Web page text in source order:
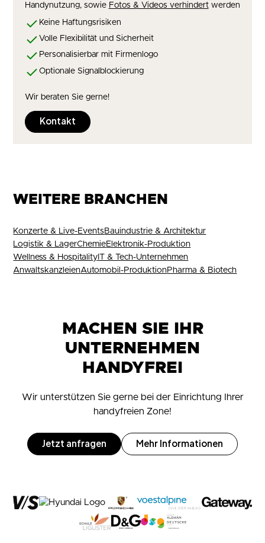
Handynutzung, sowie Fotos & Videos verhindertwerden
Keine Haftungsrisiken
Volle Flexibilität und Sicherheit
Personalisierbar mit Firmenlogo
Optionale Signalblockierung
Wir beraten Sie gerne!
Kontakt
WEITERE BRANCHEN
Konzerte & Live-EventsBauindustrie & Architektur
Logistik & LagerChemieElektronik-Produktion
Wellness & Hospitality IT & Tech-Unternehmen
AnwaltskanzleienAutomobil-ProduktionPharma & Biotech
MACHEN SIE IHR
UNTERNEHMEN
HANDYFREI
Wir unterstützen Sie gerne bei der Einrichtung Ihrer
handyfreien Zone!
Jetzt anfragen Mehr Informationen